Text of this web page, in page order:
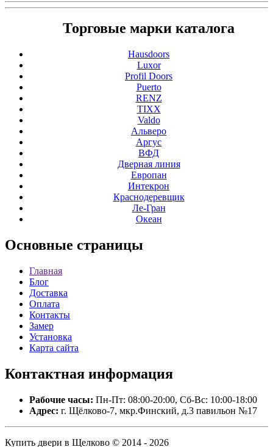
Торговые марки каталога
Hausdoors
Luxor
Profil Doors
Puerto
RENZ
TIXX
Valdo
Альверо
Аргус
ВФД
Дверная линия
Европан
Интекрон
Краснодеревщик
Ле-Гран
Океан
Основные страницы
Главная
Блог
Доставка
Оплата
Контакты
Замер
Установка
Карта сайта
Контактная информация
Рабочие часы: Пн-Пт: 08:00-20:00, Сб-Вс: 10:00-18:00
Адрес: г. Щёлково-7, мкр.Финский, д.3 павильон №17
Купить двери в Щелково © 2014 - 2026